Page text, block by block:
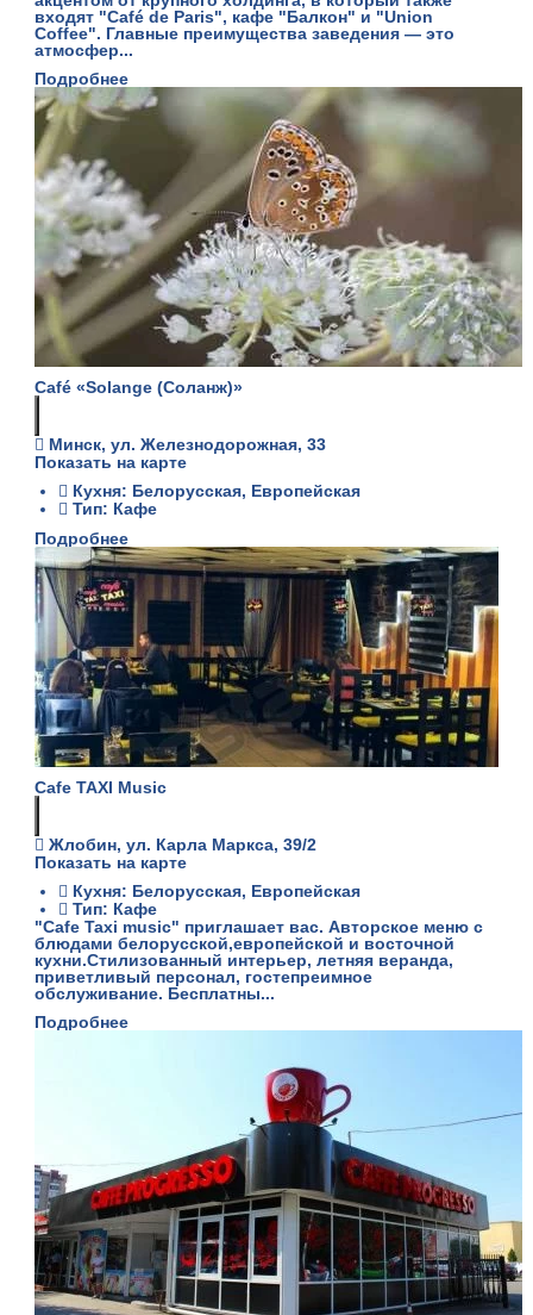
входят "Café de Paris", кафе "Балкон" и "Union
Coffee". Главные преимущества заведения — это
атмосфер...
Подробнее
Café «Solange (Соланж)»
Минск, ул. Железнодорожная, 33
Показать на карте
Кухня: Белорусская, Европейская
Тип: Кафе
Подробнее
Cafe TAXI Music
Жлобин, ул. Карла Маркса, 39/2
Показать на карте
Кухня: Белорусская, Европейская
Тип: Кафе
"Cafe Taxi music" приглашает вас. Авторское меню с
блюдами белорусской,европейской и восточной
кухни.Стилизованный интерьер, летняя веранда,
приветливый персонал, гостепреимное
обслуживание. Бесплатны...
Подробнее